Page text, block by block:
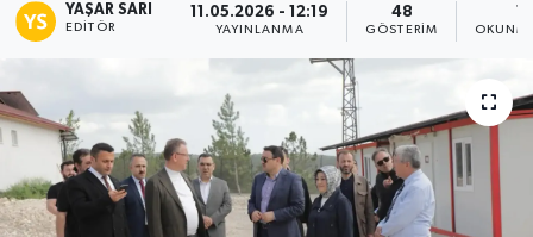
YAŞAR SARI
EDITÖR
11.05.2026 - 12:19
YAYINLANMA
48
GÖSTERIM
Ekonomi
Emet